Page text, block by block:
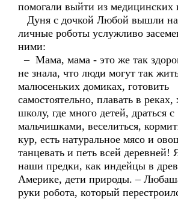
помогали выйти из медицинских
Дуня с дочкой Любой вышли на
личные роботы услужливо
ними:
– Мама, мама - это же так
не знала, что люди могут так
малюсеньких домиках, готовить
самостоятельно, плавать в реках,
школу, где много детей, драться с
мальчишками, веселиться,
кур, есть натуральное мясо и
танцевать и петь всей деревней!
наши предки, как индейцы в
Америке, дети природы. –
руки робота, который